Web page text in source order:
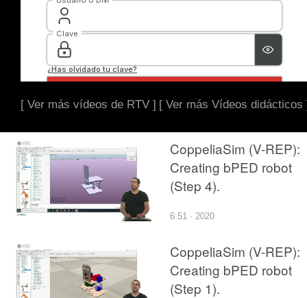
[ Ver más vídeos de RTV ] [ Ver más Vídeos didácticos
CoppeliaSim (V-REP):
Creating bPED robot
(Step 4).
6:51 · 2020
CoppeliaSim (V-REP):
Creating bPED robot
(Step 1).